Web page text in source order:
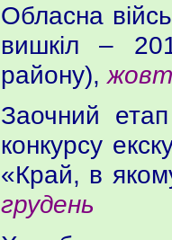
Обласна
вишкіл –
району),
Заочний
конкурсу
«Край, в
грудень